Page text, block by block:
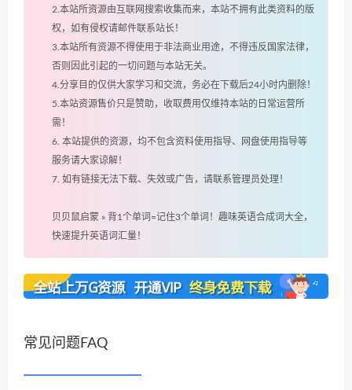
2.本站所资源由互联网搜索收集而来，本站不拥有此类资料的版
权，如有侵权请邮件联系站长！
3.本站所有资源不得使用于非法商业用途，不得违反国家法律，
否则因此引起的一切问题与本站无关。
4.分享目的仅供大家学习和交流，务必在下载后24小时内删除！
5.本站资源售价只是赞助，收取费用仅维持本站的日常运营所
需！
6. 本站提供的资源，均不包含资料使用指导、网盘使用指导等
服务请大家谅解！
7. 如有链接无法下载、失效或广告，请联系管理员处理！
贝贝鼠启蒙 » 背1个单词=记住3个单词！趣味英语合成词大全，
快速提升英语词汇量！
常见问题FAQ